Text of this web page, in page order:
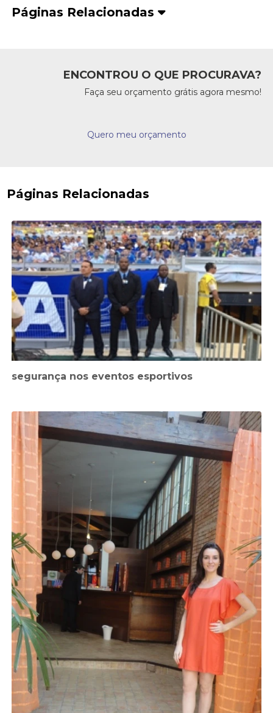
Páginas Relacionadas
ENCONTROU O QUE PROCURAVA?
Faça seu orçamento grátis agora mesmo!
Quero meu orçamento
Páginas Relacionadas
segurança nos eventos esportivos